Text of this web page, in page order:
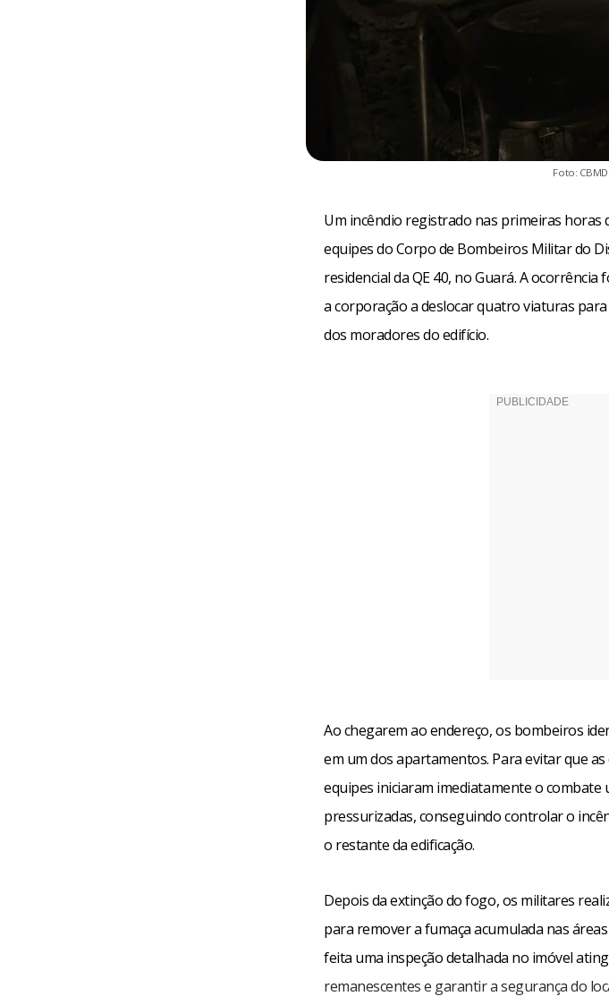
Foto:
Um incêndio registrado nas primeiras
equipes do Corpo de Bombeiros Militar do
residencial da QE 40, no Guará. A
a corporação a deslocar quatro viaturas
dos moradores do edifício.
Ao chegarem ao endereço, os bombeiros
em um dos apartamentos. Para evitar que
equipes iniciaram imediatamente o
pressurizadas, conseguindo controlar o
o restante da edificação.
Depois da extinção do fogo, os militares
para remover a fumaça acumulada nas
feita uma inspeção detalhada no imóvel
remanescentes e garantir a segurança do